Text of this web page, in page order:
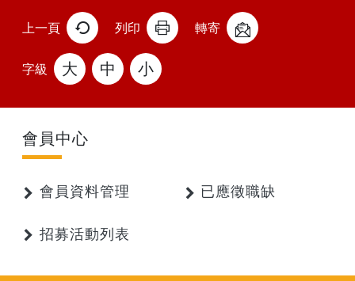
上一頁
字級 大 中 小
列印 轉寄
會員中心
會員資料管理 已應徵職缺
招募活動列表